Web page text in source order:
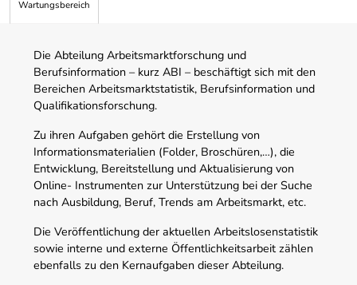
Wartungsbereich
Die Abteilung Arbeitsmarktforschung und
Berufsinformation – kurz ABI – beschäftigt sich mit den
Bereichen Arbeitsmarktstatistik, Berufsinformation und
Qualifikationsforschung.
Zu ihren Aufgaben gehört die Erstellung von
Informationsmaterialien (Folder, Broschüren,…), die
Entwicklung, Bereitstellung und Aktualisierung von
Online- Instrumenten zur Unterstützung bei der Suche
nach Ausbildung, Beruf, Trends am Arbeitsmarkt, etc.
Die Veröffentlichung der aktuellen Arbeitslosenstatistik
sowie interne und externe Öffentlichkeitsarbeit zählen
ebenfalls zu den Kernaufgaben dieser Abteilung.